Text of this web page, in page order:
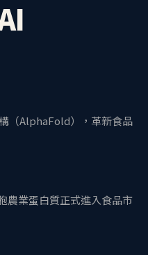
（AlphaFold），革新食品
農業蛋白質正式進入食品市